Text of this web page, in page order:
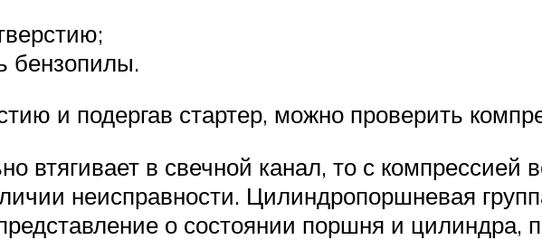
бензопилы.
и подергав стартер, можно проверить
втягивает в свечной канал, то с компрессией
неисправности. Цилиндропоршневая
о состоянии поршня и цилиндра,